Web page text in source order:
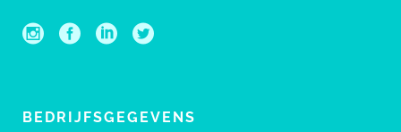
BEDRIJFSGEGEVENS